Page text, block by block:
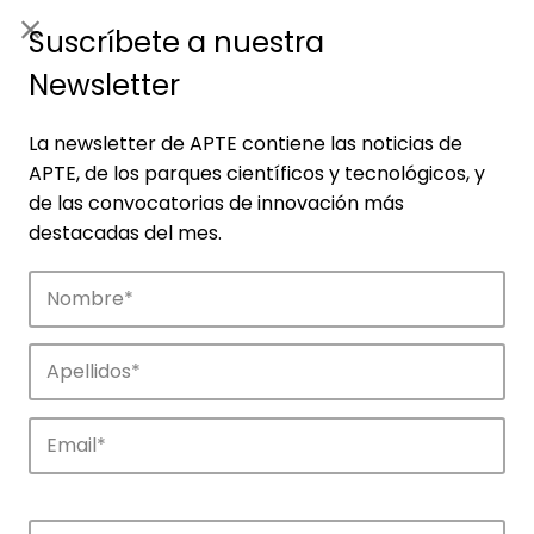
Empresas
Descubre las empresas que impulsan la
innovación en los parques de APTE.
Suscríbete a nuestra
Newsletter
La newsletter de APTE contiene las noticias de
APTE, de los parques científicos y tecnológicos, y
de las convocatorias de innovación más
destacadas del mes.